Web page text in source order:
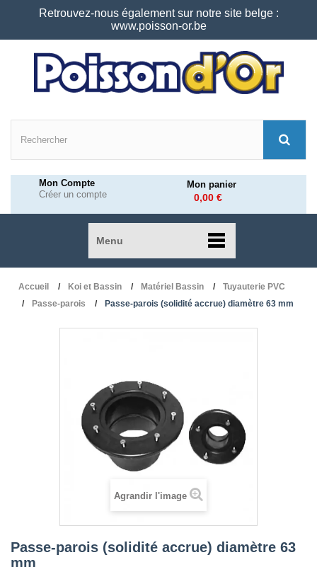
Retrouvez-nous également sur notre site belge :
www.poisson-or.be
Mon Compte
Créer un compte
Mon panier
0,00 €
Menu
Accueil Koi et Bassin Matériel Bassin
Tuyauterie PVC
Passe-parois
Passe-parois (solidité accrue) diamètre 63 mm
Agrandir l'image
Passe-parois (solidité accrue) diamètre 63
mm